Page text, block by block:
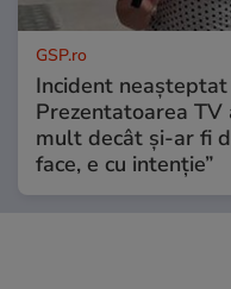
GSP.ro
Incident
Prezentatoarea
mult decât și-ar fi
face, e cu intenție”